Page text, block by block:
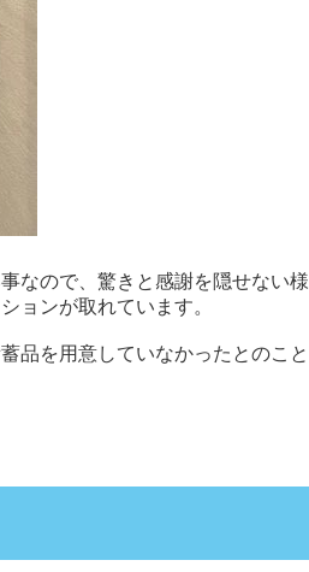
なので、驚きと感謝を隠せない様
ョンが取れています。
品を用意していなかったとのこと